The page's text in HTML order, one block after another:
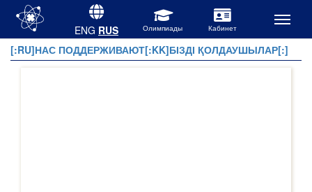
[:RU]НАС ПОДДЕРЖИВАЮТ[:KK]БІЗДІ ҚОЛДАУШЫЛАР[:]
ENG RUS